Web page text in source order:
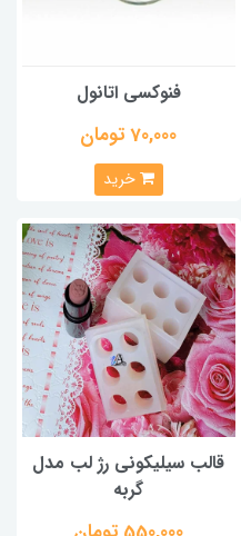
فنوکسی اتانول
70,000 تومان
خرید
قالب سیلیکونی رژ لب مدل
گربه